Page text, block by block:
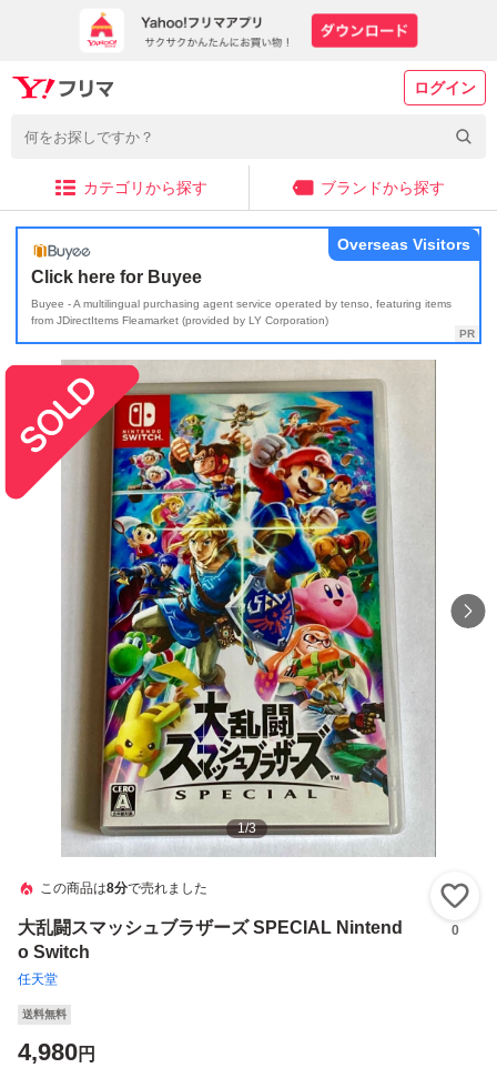
ログイン
カテゴリから探す ブランドから探す
Click here for Buyee
Buyee - A multilingual purchasing agent service operated by tenso, featuring items
from JDirectItems Fleamarket (provided by LY Corporation)
Overseas Visitors
1/3
この商品は8分で売れました
大乱闘スマッシュブラザーズ SPECIAL Nintend
o Switch
任天堂
0
送料無料
4,980円